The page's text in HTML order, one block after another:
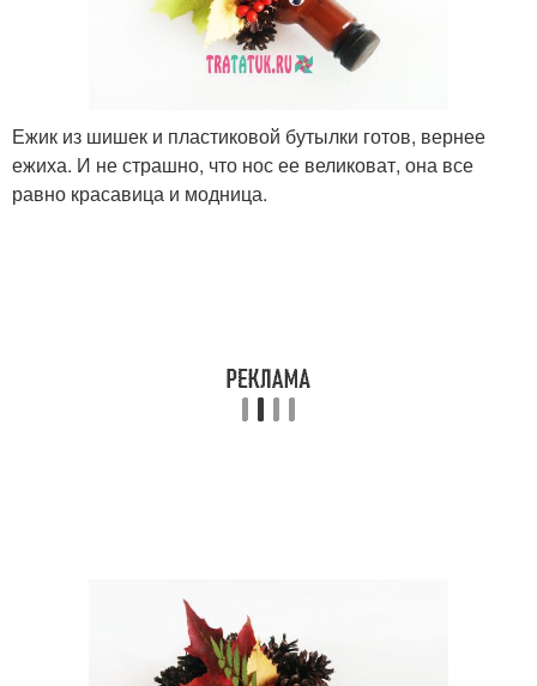
Ежик из шишек и пластиковой бутылки готов, вернее
ежиха. И не страшно, что нос ее великоват, она все
равно красавица и модница.